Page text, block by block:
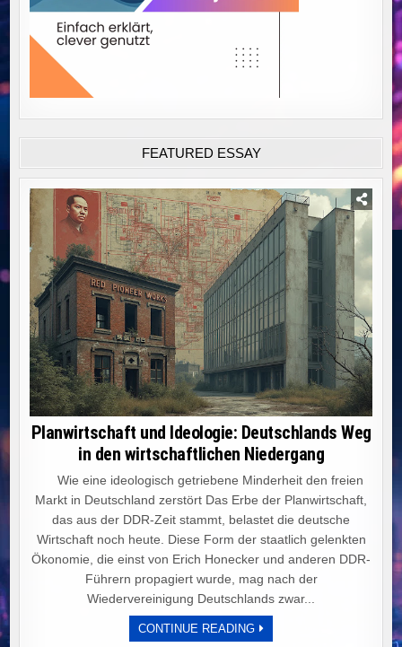
FEATURED ESSAY
Planwirtschaft und Ideologie: Deutschlands Weg
in den wirtschaftlichen Niedergang
Wie eine ideologisch getriebene Minderheit den freien
Markt in Deutschland zerstört Das Erbe der Planwirtschaft,
das aus der DDR-Zeit stammt, belastet die deutsche
Wirtschaft noch heute. Diese Form der staatlich gelenkten
Ökonomie, die einst von Erich Honecker und anderen DDR-
Führern propagiert wurde, mag nach der
Wiedervereinigung Deutschlands zwar...
CONTINUE READINGPLANWIRTSCHAFT
UND